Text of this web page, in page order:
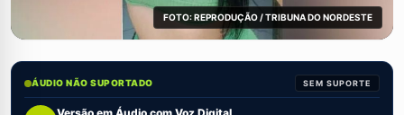
FOTO: REPRODUÇÃO / TRIBUNA DO NORDESTE
ÁUDIO NÃO SUPORTADO SEM SUPORTE